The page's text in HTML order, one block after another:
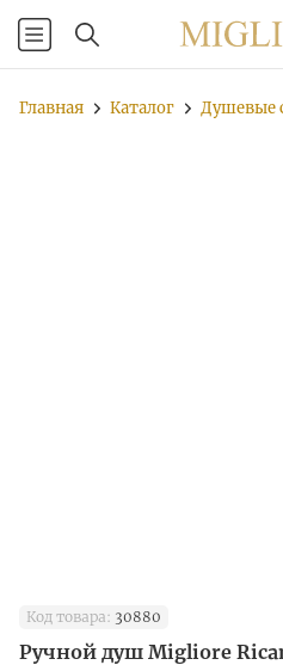
Главная Каталог Душевые
Код товара: 30880
Ручной душ Migliore